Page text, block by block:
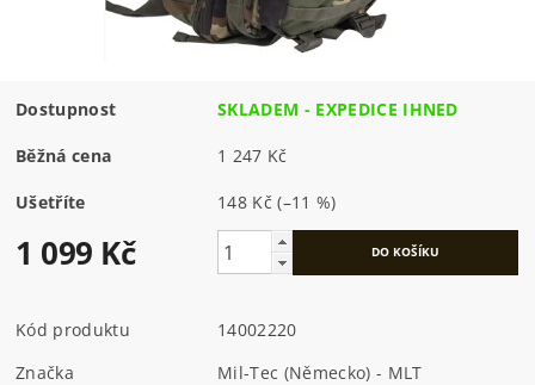
Dostupnost SKLADEM - EXPEDICE IHNED
Běžná cena 1 247 Kč
Ušetříte 148 Kč(–11 %)
1 099 Kč
Kód produktu
14002220
Značka
Mil-Tec (Německo) - MLT